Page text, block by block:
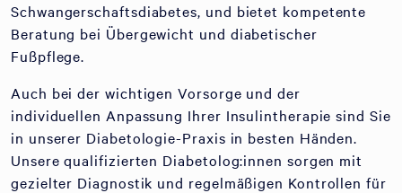
Schwangerschaftsdiabetes, und bietet kompetente
Beratung bei Übergewicht und diabetischer
Fußpflege.
Auch bei der wichtigen Vorsorge und der
individuellen Anpassung Ihrer Insulintherapie sind Sie
in unserer Diabetologie-Praxis in besten Händen.
Unsere qualifizierten Diabetolog:innen sorgen mit
gezielter Diagnostik und regelmäßigen Kontrollen für